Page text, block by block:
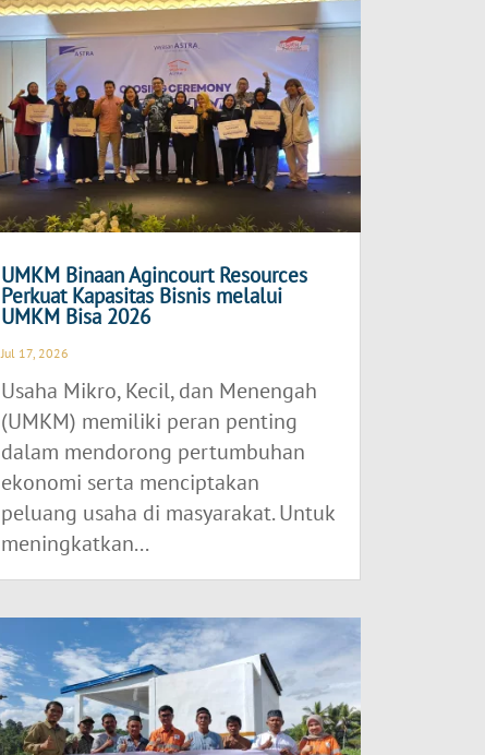
UMKM Binaan Agincourt Resources
Perkuat Kapasitas Bisnis melalui
UMKM Bisa 2026
Jul 17, 2026
Usaha Mikro, Kecil, dan Menengah
(UMKM) memiliki peran penting
dalam mendorong pertumbuhan
ekonomi serta menciptakan
peluang usaha di masyarakat. Untuk
meningkatkan...